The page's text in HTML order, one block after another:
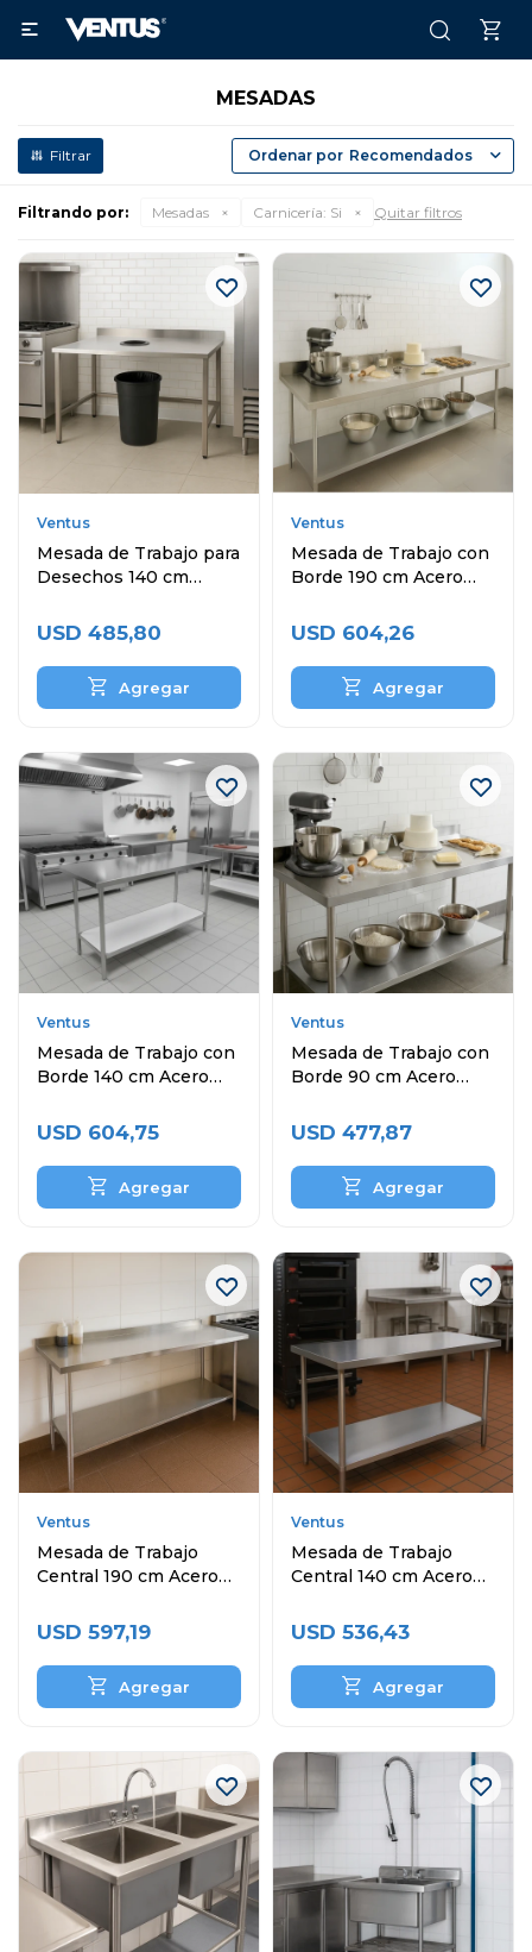

MESADAS
Recomendados
Filtrando por: Mesadas Carnicería: Si Quitar filtros
Ventus
Mesada de Trabajo para
Desechos 140 cm
USD 485,80
Ventus
Mesada de Trabajo con
Borde 190 cm Acero
USD 604,26
Ventus
Mesada de Trabajo con
Borde 140 cm Acero
USD 604,75
Ventus
Mesada de Trabajo con
Borde 90 cm Acero
USD 477,87
Ventus
Mesada de Trabajo
Central 190 cm Acero
USD 597,19
Ventus
Mesada de Trabajo
Central 140 cm Acero
USD 536,43